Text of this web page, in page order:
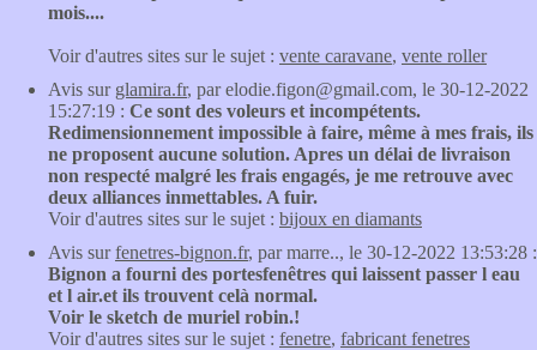
mois....
Voir d'autres sites sur le sujet : vente caravane, vente roller
Avis sur glamira.fr, par elodie.figon@gmail.com, le 30-12-2022
15:27:19 : Ce sont des voleurs et incompétents.
Redimensionnement impossible à faire, même à mes frais, ils
ne proposent aucune solution. Apres un délai de livraison
non respecté malgré les frais engagés, je me retrouve avec
deux alliances inmettables. A fuir.
Voir d'autres sites sur le sujet : bijoux en diamants
Avis surfenetres-bignon.fr, par marre.., le 30-12-2022 13:53:28 :
Bignon a fourni des portesfenêtres qui laissent passer l eau
et l air.et ils trouvent celà normal.
Voir le sketch de muriel robin.!
Voir d'autres sites sur le sujet : fenetre, fabricant fenetres